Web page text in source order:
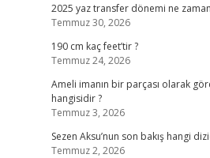
2025 yaz transfer dönemi ne
Temmuz 30, 2026
190 cm kaç feet’tir ?
Temmuz 24, 2026
Ameli imanın bir parçası olarak
hangisidir ?
Temmuz 3, 2026
Sezen Aksu’nun son bakış hangi
Temmuz 2, 2026